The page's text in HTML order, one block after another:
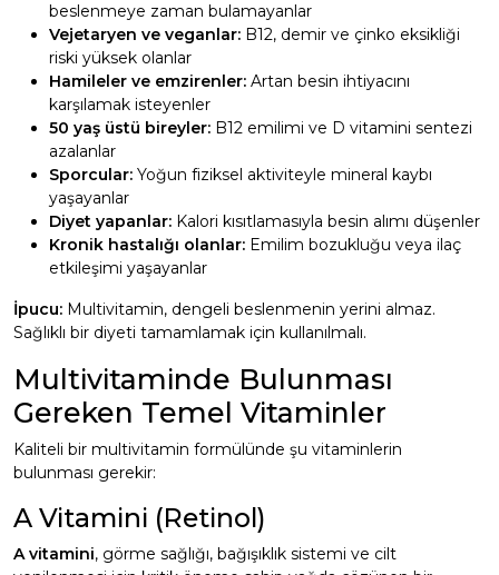
beslenmeye zaman bulamayanlar
Vejetaryen ve veganlar: B12, demir ve çinko eksikliği
riski yüksek olanlar
Hamileler ve emzirenler: Artan besin ihtiyacını
karşılamak isteyenler
50 yaş üstü bireyler: B12 emilimi ve D vitamini sentezi
azalanlar
Sporcular: Yoğun fiziksel aktiviteyle mineral kaybı
yaşayanlar
Diyet yapanlar: Kalori kısıtlamasıyla besin alımı düşenler
Kronik hastalığı olanlar: Emilim bozukluğu veya ilaç
etkileşimi yaşayanlar
İpucu: Multivitamin, dengeli beslenmenin yerini almaz.
Sağlıklı bir diyeti tamamlamak için kullanılmalı.
Multivitaminde Bulunması
Gereken Temel Vitaminler
Kaliteli bir multivitamin formülünde şu vitaminlerin
bulunması gerekir:
A Vitamini (Retinol)
A vitamini, görme sağlığı, bağışıklık sistemi ve cilt